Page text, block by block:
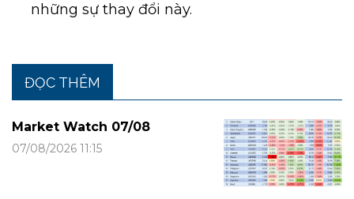
những sự thay đổi này.
ĐỌC THÊM
Market Watch 07/08
07/08/2026 11:15